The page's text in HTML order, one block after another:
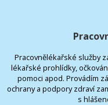
Pracovnělékařské služby
lékařské prohlídky,
pomoci apod. Provádím
ochrany a podpory zdraví
s